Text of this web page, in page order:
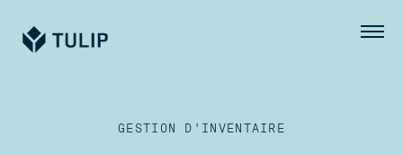
Tulip Menu
GESTION D'INVENTAIRE